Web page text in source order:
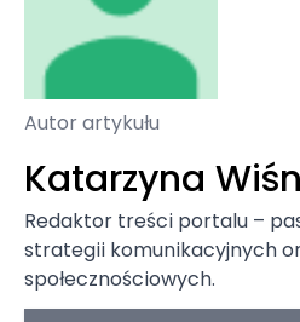
Autor artykułu
Katarzyna
Redaktor treści portalu –
strategii komunikacyjnych
społecznościowych.